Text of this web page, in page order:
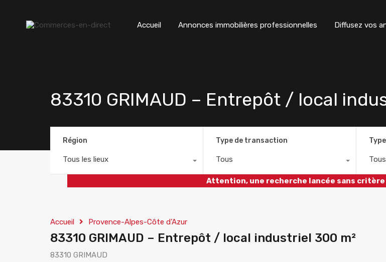
Accueil Annonces immobilières professionnelles Diffusez vos
83310 GRIMAUD – Entrepôt / local
Région
Tous les lieux
Type de transaction
Tous
Attention, une recherche lancée sans
Accueil Provence-Alpes-Côte d’Azur
83310 GRIMAUD – Entrepôt / local industriel 300 m²
83310 GRIMAUD